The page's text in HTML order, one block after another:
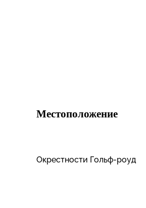
Местоположение
Окрестности Гольф-роуд